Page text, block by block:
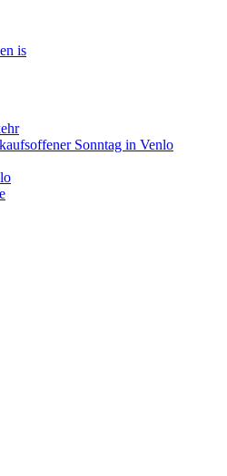
is
Sonntag in Venlo